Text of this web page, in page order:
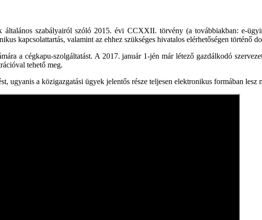
általános szabályairól szóló 2015. évi CCXXII. törvény (a továbbiakban: e-
kapcsolattartás, valamint az ehhez szükséges hivatalos elérhetőségen történő
a cégkapu-szolgáltatást. A 2017. január 1-jén már létező gazdálkodó
tehető meg.
ugyanis a közigazgatási ügyek jelentős része teljesen elektronikus formában lesz